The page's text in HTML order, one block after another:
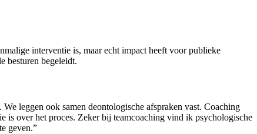
interventie is, maar echt impact heeft voor publieke
besturen begeleidt.
leggen ook samen deontologische afspraken vast. Coaching
is over het proces. Zeker bij teamcoaching vind ik psychologische
geven.”